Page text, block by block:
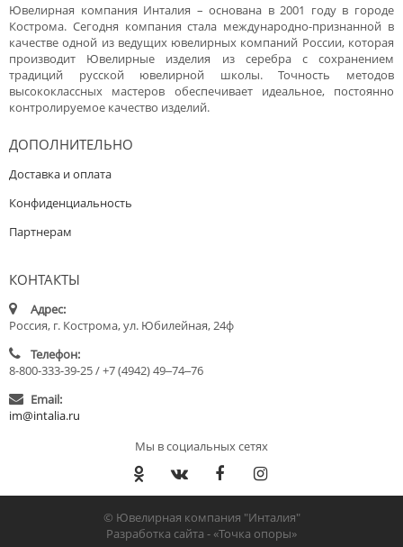
Ювелирная компания Инталия – основана в 2001 году в городе
Кострома. Сегодня компания стала международно-признанной в
качестве одной из ведущих ювелирных компаний России, которая
производит Ювелирные изделия из серебра с сохранением
традиций русской ювелирной школы. Точность методов
высококлассных мастеров обеспечивает идеальное, постоянно
контролируемое качество изделий.
ДОПОЛНИТЕЛЬНО
Доставка и оплата
Конфиденциальность
Партнерам
КОНТАКТЫ
Адрес:
Россия, г. Кострома, ул. Юбилейная, 24ф
Телефон:
8-800-333-39-25 / +7 (4942) 49‒74‒76
Email:
im@intalia.ru
Мы в социальных сетях
© Ювелирная компания "Инталия"
Разработка сайта -«Точка опоры»